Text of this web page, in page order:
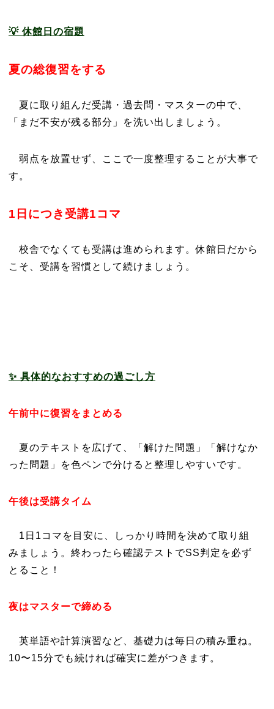
💡 休館日の宿題
夏の総復習をする
夏に取り組んだ受講・過去問・マスターの中で、
「まだ不安が残る部分」を洗い出しましょう。
弱点を放置せず、ここで一度整理することが大事で
す。
1日につき受講1コマ
校舎でなくても受講は進められます。休館日だから
こそ、受講を習慣として続けましょう。
✨ 具体的なおすすめの過ごし方
午前中に復習をまとめる
夏のテキストを広げて、「解けた問題」「解けなか
った問題」を色ペンで分けると整理しやすいです。
午後は受講タイム
1日1コマを目安に、しっかり時間を決めて取り組
みましょう。終わったら確認テストでSS判定を必ず
とること！
夜はマスターで締める
英単語や計算演習など、基礎力は毎日の積み重ね。
10〜15分でも続ければ確実に差がつきます。